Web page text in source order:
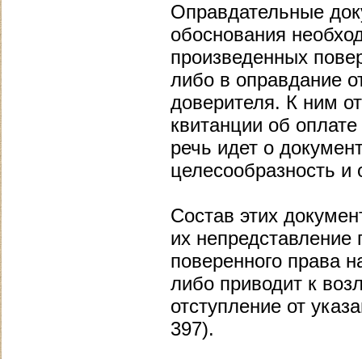
Оправдательные
обоснования
произведенных
либо в оправдание
доверителя. К ним
квитанции об
речь идет о
целесообразность
Состав этих
их непредставление
поверенного права
либо приводит к
отступление от
397).